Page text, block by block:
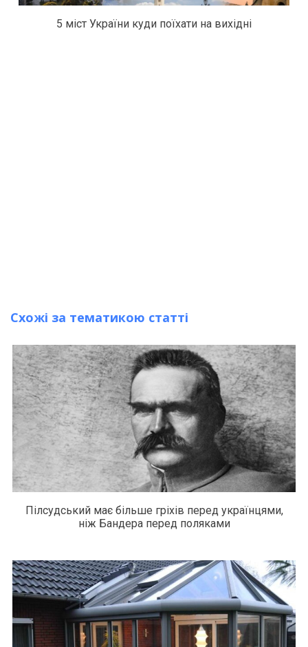
5 міст України куди поїхати на вихідні
Схожі за тематикою статті
Пілсудський має більше гріхів перед українцями,
ніж Бандера перед поляками